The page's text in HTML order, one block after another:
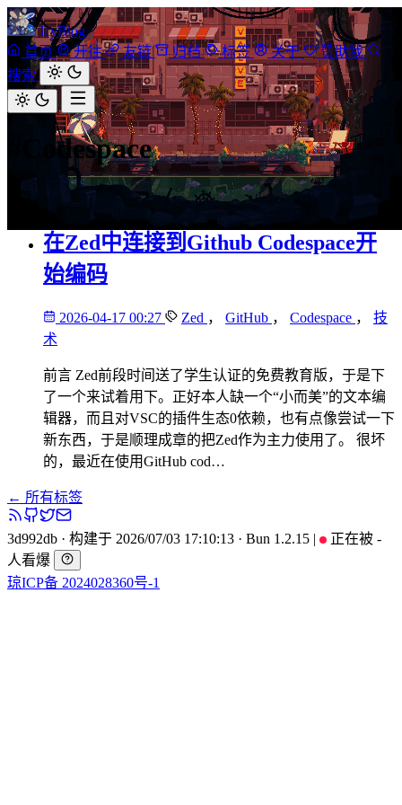
IcyBlog
首页
开往 友链 归档 标签 关于
赞助我
搜索
#Codespace
1 篇
在Zed中连接到Github Codespace开
始编码
2026-04-17 00:27 Zed ， GitHub ， Codespace ，
技
术
前言 Zed前段时间送了学生认证的免费教育版，于是下
了一个来试着用下。正好本人缺一个“小而美”的文本编
辑器，而且对VSC的插件生态0依赖，也有点像尝试一下
新东西，于是顺理成章的把Zed作为主力使用了。 很坏
的，最近在使用GitHub cod…
← 所有标签
3d992db · 构建于 2026/07/03 17:10:13 · Bun 1.2.15 | 正在被 -
人看爆
琼ICP备 2024028360号-1